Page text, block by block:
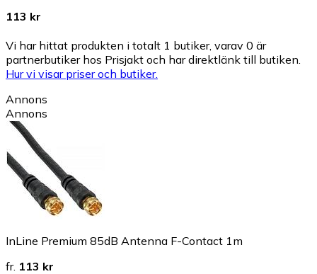
113 kr
Vi har hittat produkten i totalt 1 butiker, varav 0 är
partnerbutiker hos Prisjakt och har direktlänk till butiken.
Hur vi visar priser och butiker.
Annons
Annons
InLine Premium 85dB Antenna F-Contact 1m
fr. 113 kr